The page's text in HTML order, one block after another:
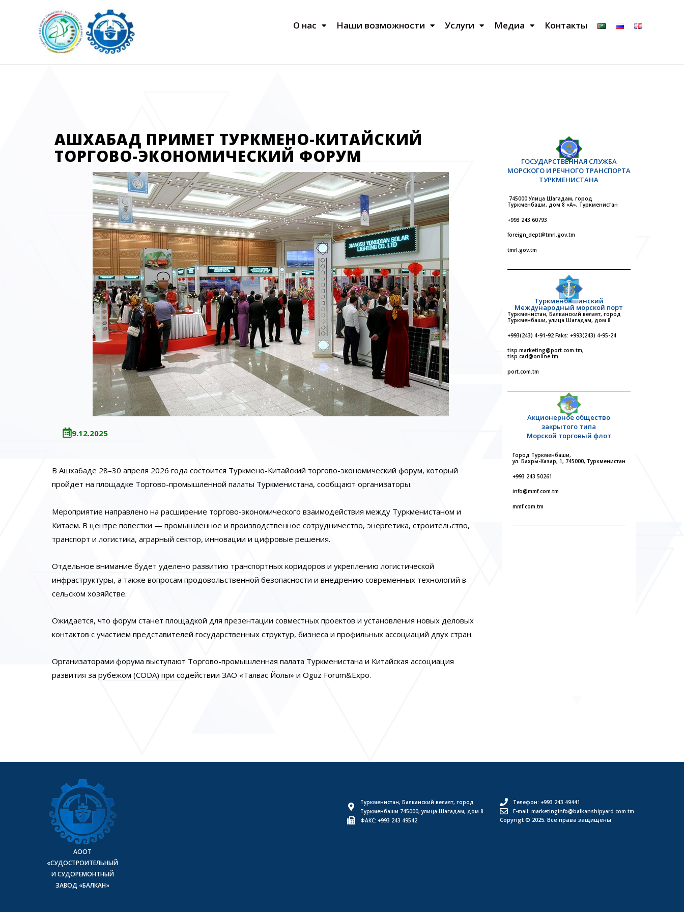
О нас Наши возможности Услуги Медиа Контакты
АШХАБАД ПРИМЕТ ТУРКМЕНО-КИТАЙСКИЙ
ТОРГОВО-ЭКОНОМИЧЕСКИЙ ФОРУМ
19.12.2025
В Ашхабаде 28–30 апреля 2026 года состоится Туркмено-Китайский торгово-экономический форум, который
пройдет на площадке Торгово-промышленной палаты Туркменистана, сообщают организаторы.
Мероприятие направлено на расширение торгово-экономического взаимодействия между Туркменистаном и
Китаем. В центре повестки — промышленное и производственное сотрудничество, энергетика, строительство,
транспорт и логистика, аграрный сектор, инновации и цифровые решения.
Отдельное внимание будет уделено развитию транспортных коридоров и укреплению логистической
инфраструктуры, а также вопросам продовольственной безопасности и внедрению современных технологий в
сельском хозяйстве.
Ожидается, что форум станет площадкой для презентации совместных проектов и установления новых деловых
контактов с участием представителей государственных структур, бизнеса и профильных ассоциаций двух стран.
Организаторами форума выступают Торгово-промышленная палата Туркменистана и Китайская ассоциация
развития за рубежом (CODA) при содействии ЗАО «Талвас Йолы» и Oguz Forum&Expo.
ГОСУДАРСТВЕННАЯ СЛУЖБА
МОРСКОГО И РЕЧНОГО ТРАНСПОРТА
ТУРКМЕНИСТАНА
745000 Улица Шагадам, город
Туркменбаши, дом 8 «А», Туркменистан
+993 243 60793
foreign_dept@tmrl.gov.tm
tmrl.gov.tm
Туркменбашинский
Международный морской порт
Туркменистан, Балканский велаят, город
Туркменбаши, улица Шагадам, дом 8
+993(243) 4-91-92 Faks: +993(243) 4-95-24
tisp.marketing@port.com.tm,
tisp.cad@online.tm
port.com.tm
Акционерное общество
закрытого типа
Морской торговый флот
Город Туркменбаши,
ул. Бахры-Хазар, 1, 745000, Туркменистан
+993 243 50261
info@mmf.com.tm
mmf.com.tm
АООТ
«СУДОСТРОИТЕЛЬНЫЙ
И СУДОРЕМОНТНЫЙ
ЗАВОД «БАЛКАН»
Туркменистан, Балканский велаят, город
Туркменбаши 745000, улица Шагадам, дом 8
ФАКС: +993 243 49542
Телефон: +993 243 49441
E-mail: marketinginfo@balkanshipyard.com.tm
Copyrigt © 2025. Все права защищены